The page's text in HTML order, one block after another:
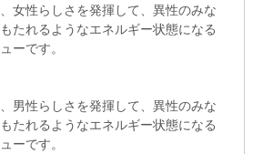
女性らしさを発揮して、異性のみな
たれるようなエネルギー状態になる
ーです。
男性らしさを発揮して、異性のみな
たれるようなエネルギー状態になる
ーです。